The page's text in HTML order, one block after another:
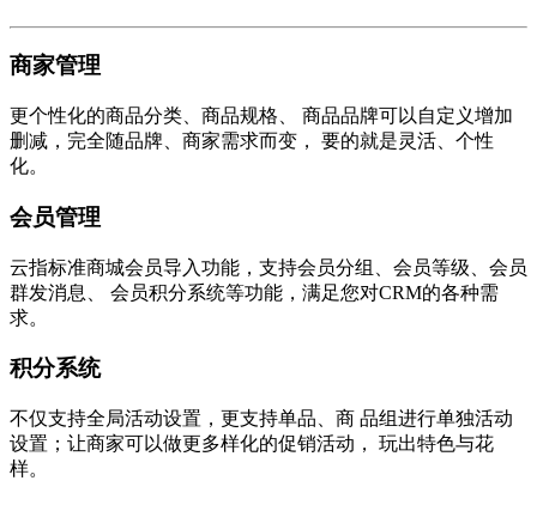
商家管理
更个性化的商品分类、商品规格、 商品品牌可以自定义增加
删减，完全随品牌、商家需求而变， 要的就是灵活、个性
化。
会员管理
云指标准商城会员导入功能，支持会员分组、会员等级、会员
群发消息、 会员积分系统等功能，满足您对CRM的各种需
求。
积分系统
不仅支持全局活动设置，更支持单品、商 品组进行单独活动
设置；让商家可以做更多样化的促销活动， 玩出特色与花
样。